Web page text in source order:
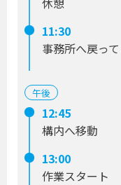
11:30
事務所へ戻っ
午後
12:45
構内へ移動
13:00
作業スタート